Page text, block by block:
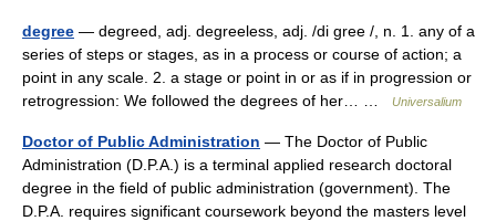
degree — degreed, adj. degreeless, adj. /di gree /, n. 1. any of a
series of steps or stages, as in a process or course of action; a
point in any scale. 2. a stage or point in or as if in progression or
retrogression: We followed the degrees of her… …
Universalium
Doctor of Public Administration — The Doctor of Public
Administration (D.P.A.) is a terminal applied research doctoral
degree in the field of public administration (government). The
D.P.A. requires significant coursework beyond the masters level